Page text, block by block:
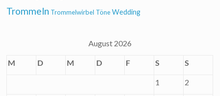
Trommeln Trommelwirbel Töne Wedding
August 2026
M D M D F S S
1 2